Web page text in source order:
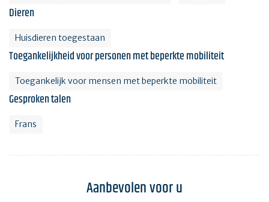
Dieren
Huisdieren toegestaan
Toegankelijkheid voor personen met beperkte mobiliteit
Toegankelijk voor mensen met beperkte mobiliteit
Gesproken talen
Frans
Aanbevolen voor u